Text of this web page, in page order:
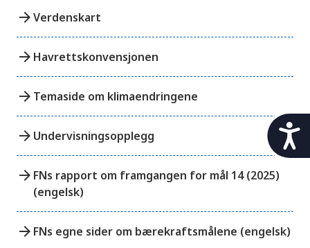
t
l
g
g
arrow_forwardVerdenskart
arrow_forward Havrettskonvensjonen
arrow_forward Temaside om klimaendringene
arrow_forward Undervisningsopplegg
arrow_forward FNs rapport om framgangen for mål 14 (2025)
(engelsk)
arrow_forward FNs egne sider om bærekraftsmålene (engelsk)